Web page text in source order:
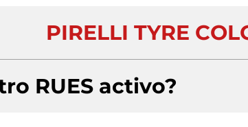
PIRELLI TYRE
RUES activo?